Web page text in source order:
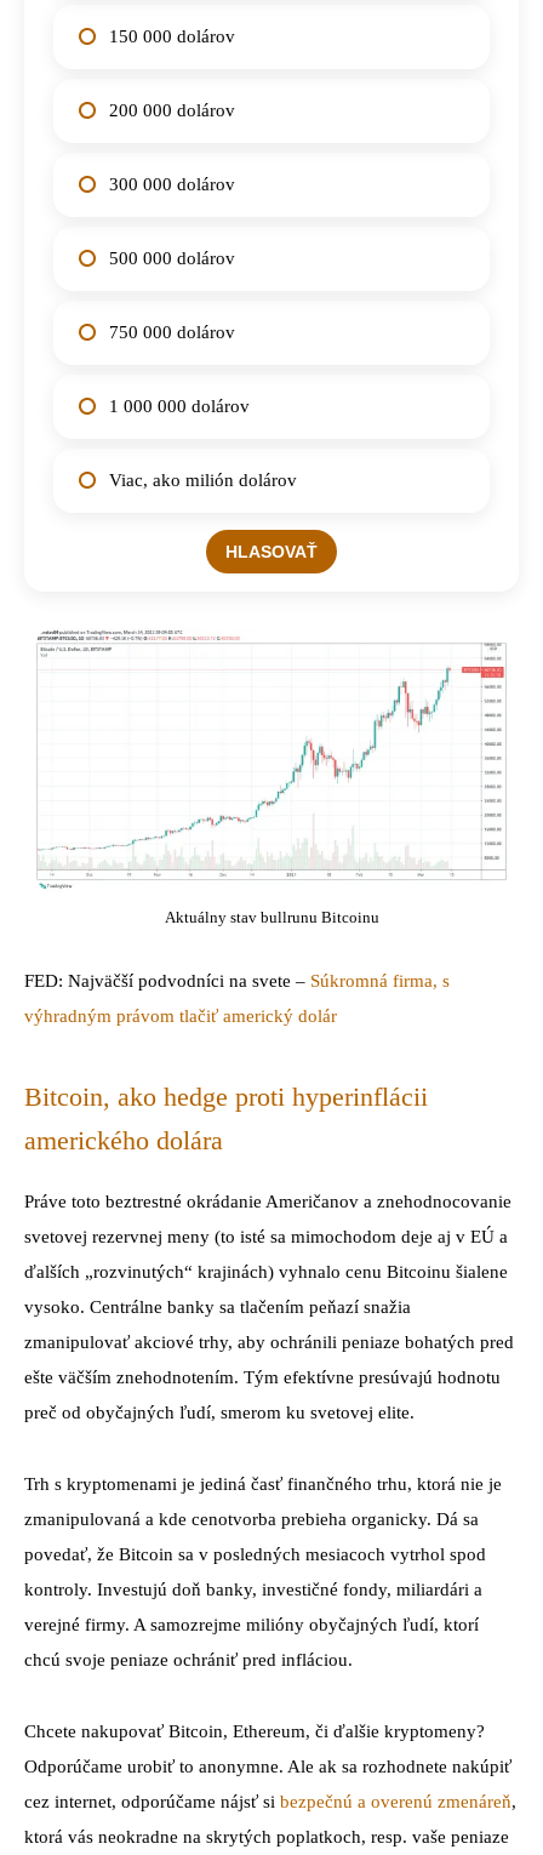
150 000 dolárov
200 000 dolárov
300 000 dolárov
500 000 dolárov
750 000 dolárov
1 000 000 dolárov
Viac, ako milión dolárov
Aktuálny stav bullrunu Bitcoinu
FED: Najväčší podvodníci na svete – Súkromná firma, s
výhradným právom tlačiť americký dolár
Bitcoin, ako hedge proti hyperinflácii
amerického dolára
Práve toto beztrestné okrádanie Američanov a znehodnocovanie
svetovej rezervnej meny (to isté sa mimochodom deje aj v EÚ a
ďalších „rozvinutých“ krajinách) vyhnalo cenu Bitcoinu šialene
vysoko. Centrálne banky sa tlačením peňazí snažia
zmanipulovať akciové trhy, aby ochránili peniaze bohatých pred
ešte väčším znehodnotením. Tým efektívne presúvajú hodnotu
preč od obyčajných ľudí, smerom ku svetovej elite.
Trh s kryptomenami je jediná časť finančného trhu, ktorá nie je
zmanipulovaná a kde cenotvorba prebieha organicky. Dá sa
povedať, že Bitcoin sa v posledných mesiacoch vytrhol spod
kontroly. Investujú doň banky, investičné fondy, miliardári a
verejné firmy. A samozrejme milióny obyčajných ľudí, ktorí
chcú svoje peniaze ochrániť pred infláciou.
Chcete nakupovať Bitcoin, Ethereum, či ďalšie kryptomeny?
Odporúčame urobiť to anonymne. Ale ak sa rozhodnete nakúpiť
cez internet, odporúčame nájsť si bezpečnú a overenú zmenáreň,
ktorá vás neokradne na skrytých poplatkoch, resp. vaše peniaze